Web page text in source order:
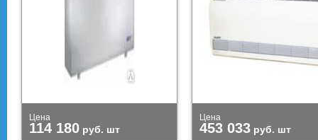
Цена
114 180 руб. шт
Цена
453 033 руб. шт